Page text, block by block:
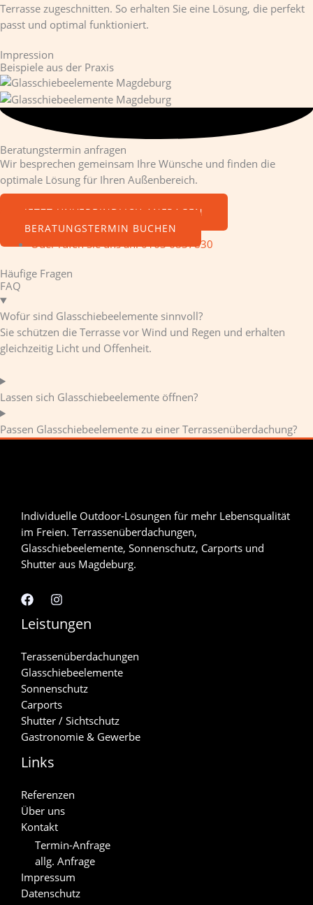
Terrasse zugeschnitten. So erhalten Sie eine Lösung, die perfekt
passt und optimal funktioniert.
Impression
Beispiele aus der Praxis
Beratungstermin anfragen
Wir besprechen gemeinsam Ihre Wünsche und finden die
optimale Lösung für Ihren Außenbereich.
JETZT UNVERBINDLICH ANFRAGEN
BERATUNGSTERMIN BUCHEN
Oder rufen Sie uns an: 0163 6837830
Häufige Fragen
FAQ
Wofür sind Glasschiebeelemente sinnvoll?
Sie schützen die Terrasse vor Wind und Regen und erhalten
gleichzeitig Licht und Offenheit.
Lassen sich Glasschiebeelemente öffnen?
Passen Glasschiebeelemente zu einer Terrassenüberdachung?
Individuelle Outdoor-Lösungen für mehr Lebensqualität
im Freien. Terrassenüberdachungen,
Glasschiebeelemente, Sonnenschutz, Carports und
Shutter aus Magdeburg.
Leistungen
Terassenüberdachungen
Glasschiebeelemente
Sonnenschutz
Carports
Shutter / Sichtschutz
Gastronomie & Gewerbe
Links
Referenzen
Über uns
Kontakt
Termin-Anfrage
allg. Anfrage
Impressum
Datenschutz